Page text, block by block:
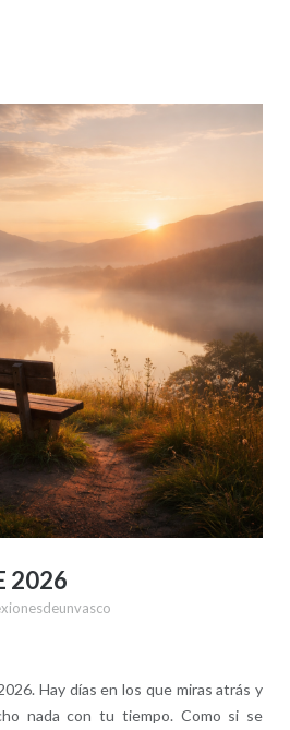
2026
Hay días en los que miras atrás y
nada con tu tiempo. Como si se